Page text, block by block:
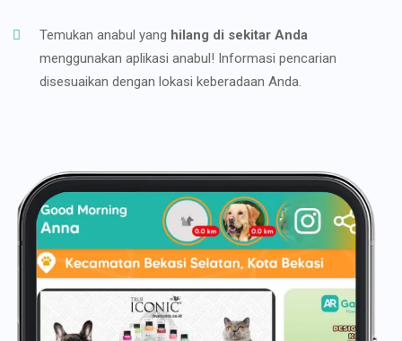
Temukan anabul yang hilang di sekitar Anda
menggunakan aplikasi anabul! Informasi pencarian
disesuaikan dengan lokasi keberadaan Anda.